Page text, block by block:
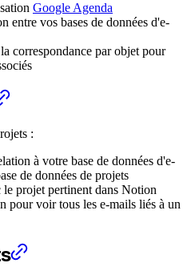
Google Agenda
entre vos bases de données d'e-
correspondance par objet pour
:
à votre base de données d'e-
de données de projets
le projet pertinent dans Notion
pour voir tous les e-mails liés à un